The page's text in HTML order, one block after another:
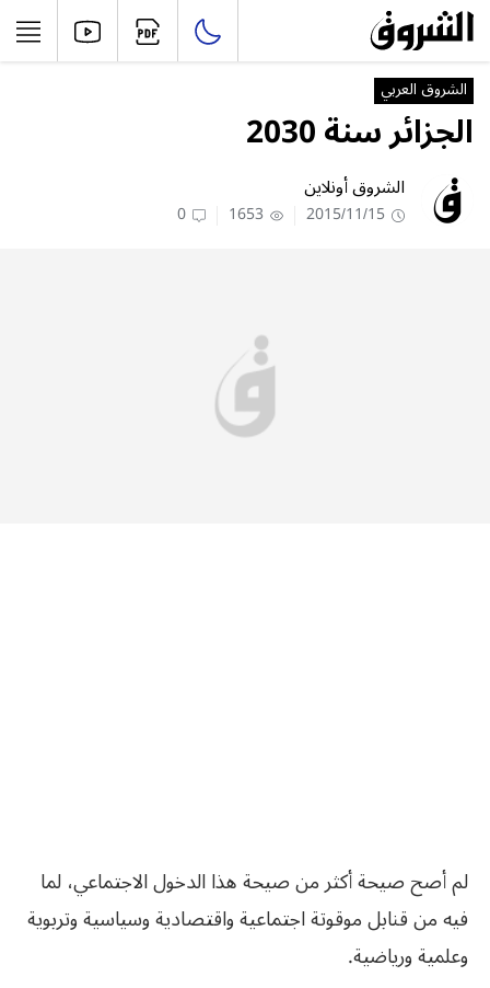
الشروق العربي
الجزائر سنة 2030
الشروق أونلاين
2015/11/15
1653
0
لم أصح صيحة أكثر من صيحة هذا الدخول الاجتماعي، لما
فيه من قنابل موقوتة اجتماعية واقتصادية وسياسية وتربوية
وعلمية ورياضية.